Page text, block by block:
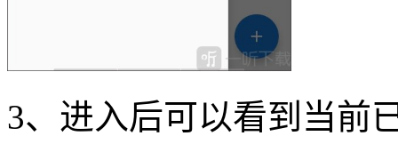
3、进入后可以看到当前